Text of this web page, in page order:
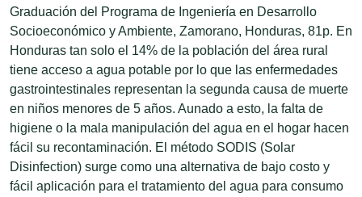
Graduación del Programa de Ingeniería en Desarrollo
Socioeconómico y Ambiente, Zamorano, Honduras, 81p. En
Honduras tan solo el 14% de la población del área rural
tiene acceso a agua potable por lo que las enfermedades
gastrointestinales representan la segunda causa de muerte
en niños menores de 5 años. Aunado a esto, la falta de
higiene o la mala manipulación del agua en el hogar hacen
fácil su recontaminación. El método SODIS (Solar
Disinfection) surge como una alternativa de bajo costo y
fácil aplicación para el tratamiento del agua para consumo